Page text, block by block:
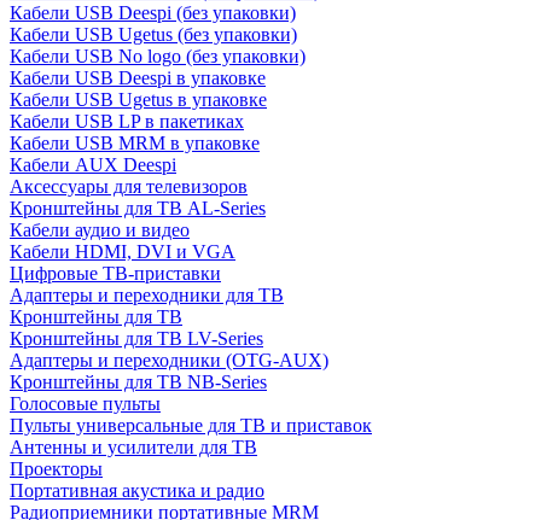
Кабели USB Deespi (без упаковки)
Кабели USB Ugetus (без упаковки)
Кабели USB No logo (без упаковки)
Кабели USB Deespi в упаковке
Кабели USB Ugetus в упаковке
Кабели USB LP в пакетиках
Кабели USB MRM в упаковке
Кабели AUX Deespi
Аксессуары для телевизоров
Кронштейны для ТВ AL-Series
Кабели аудио и видео
Кабели HDMI, DVI и VGA
Цифровые ТВ-приставки
Адаптеры и переходники для ТВ
Кронштейны для ТВ
Кронштейны для ТВ LV-Series
Адаптеры и переходники (OTG-AUX)
Кронштейны для ТВ NB-Series
Голосовые пульты
Пульты универсальные для ТВ и приставок
Антенны и усилители для ТВ
Проекторы
Портативная акустика и радио
Радиоприемники портативные MRM